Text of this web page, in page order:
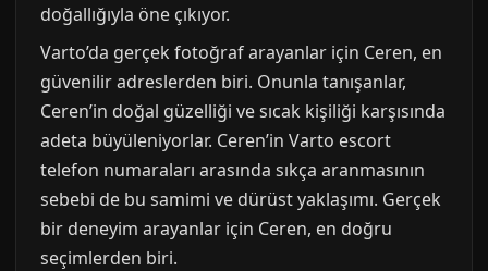
doğallığıyla öne çıkıyor.
Varto’da gerçek fotoğraf arayanlar için Ceren, en
güvenilir adreslerden biri. Onunla tanışanlar,
Ceren’in doğal güzelliği ve sıcak kişiliği karşısında
adeta büyüleniyorlar. Ceren’in Varto escort
telefon numaraları arasında sıkça aranmasının
sebebi de bu samimi ve dürüst yaklaşımı. Gerçek
bir deneyim arayanlar için Ceren, en doğru
seçimlerden biri.